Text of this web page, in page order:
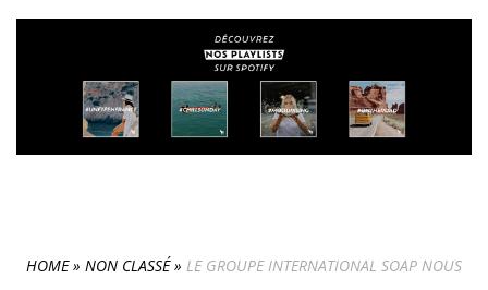
HOME» NON CLASSÉ» LE GROUPE INTERNATIONAL SOAP NOUS